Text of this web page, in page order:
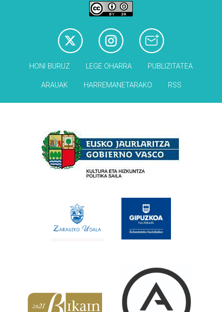
HONI BURUZ LEGE OHARRA PUBLIZITATEA
ARAUAK HARREMANETARAKO RSS